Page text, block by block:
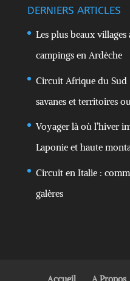
DERNIERS ARTICLES
Les plus beaux villages
campings en Ardèche
Circuit Afrique du Sud
savanes et territoires
Voyager là où l’hiver
Laponie et haute
Circuit en Italie :
galères